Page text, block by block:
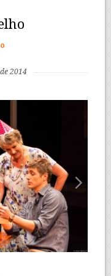
2014